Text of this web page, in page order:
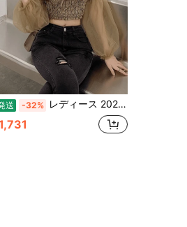
送 -32% レディース 2026春夏新作 ブラウス オフショルダー オフショル シャーリング シアー チュール パフスリーブ ボリュームスリーブ クロップド丈 透け感 肌見せ 着痩せ 清楚 洗濯機OK 服